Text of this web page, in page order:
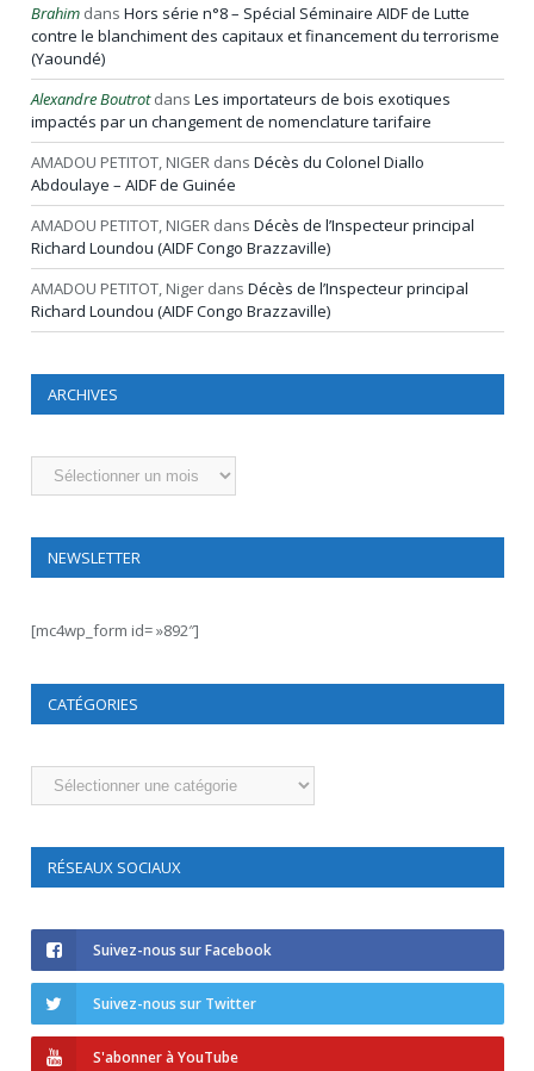
Brahim dans Hors série n°8 – Spécial Séminaire AIDF de Lutte
contre le blanchiment des capitaux et financement du terrorisme
(Yaoundé)
Alexandre Boutrotdans Les importateurs de bois exotiques
impactés par un changement de nomenclature tarifaire
AMADOU PETITOT, NIGER dans Décès du Colonel Diallo
Abdoulaye – AIDF de Guinée
AMADOU PETITOT, NIGER dans Décès de l’Inspecteur principal
Richard Loundou (AIDF Congo Brazzaville)
AMADOU PETITOT, Niger dans Décès de l’Inspecteur principal
Richard Loundou (AIDF Congo Brazzaville)
ARCHIVES
Archives
NEWSLETTER
[mc4wp_form id= »892″]
CATÉGORIES
Catégories
RÉSEAUX SOCIAUX
Suivez-nous sur Facebook
Suivez-nous sur Twitter
S'abonner à YouTube